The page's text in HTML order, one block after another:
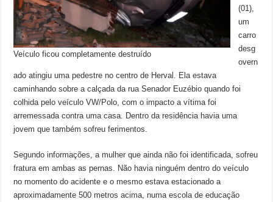
Veículo ficou completamente destruído
(01),
um
carro
desg
overn
ado atingiu uma pedestre no centro de Herval. Ela estava
caminhando sobre a calçada da rua Senador Euzébio quando foi
colhida pelo veículo VW/Polo, com o impacto a vítima foi
arremessada contra uma casa. Dentro da residência havia uma
jovem que também sofreu ferimentos.
Segundo informações, a mulher que ainda não foi identificada, sofreu
fratura em ambas as pernas. Não havia ninguém dentro do veículo
no momento do acidente e o mesmo estava estacionado a
aproximadamente 500 metros acima, numa escola de educação